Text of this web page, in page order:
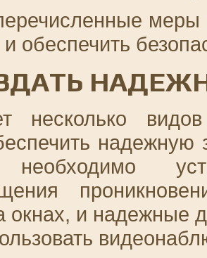
меры
и обеспечить
несколько
необходимо
окнах, и надежные